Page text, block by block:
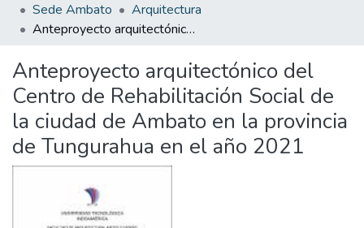
All of DSpace
Statistics
Sede Ambato
Arquitectura
Anteproyecto arquitectónico del Centro de Rehabilitación Social de la ciudad de Ambato en la provincia de Tungurahua en el año 2021
Anteproyecto arquitectónico del
Centro de Rehabilitación Social de
la ciudad de Ambato en la provincia
de Tungurahua en el año 2021